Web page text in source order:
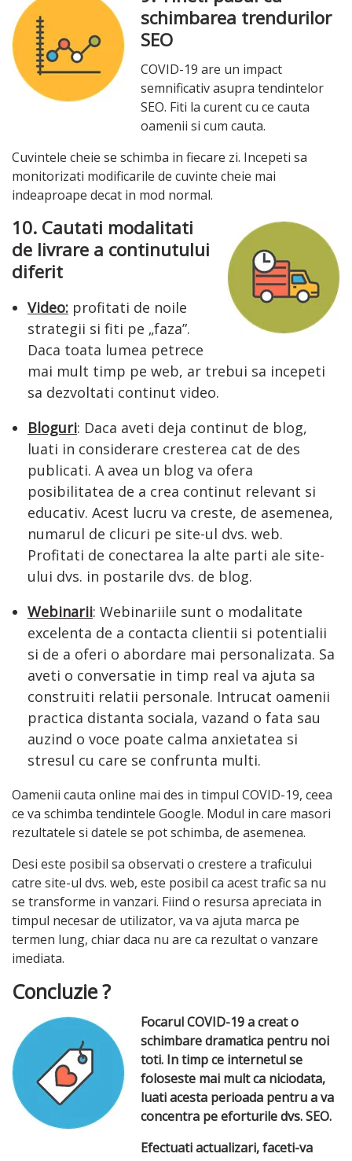
schimbarea trendurilor
SEO
COVID-19 are un impact
semnificativ asupra tendintelor
SEO. Fiti la curent cu ce cauta
oamenii si cum cauta.
Cuvintele cheie se schimba in fiecare zi. Incepeti sa
monitorizati modificarile de cuvinte cheie mai
indeaproape decat in ​​mod normal.
10. Cautati modalitati
de livrare a continutului
diferit
Video: profitati de noile
strategii si fiti pe „faza”.
Daca toata lumea petrece
mai mult timp pe web, ar trebui sa incepeti
sa dezvoltati continut video.
Bloguri: Daca aveti deja continut de blog,
luati in considerare cresterea cat de des
publicati. A avea un blog va ofera
posibilitatea de a crea continut relevant si
educativ. Acest lucru va creste, de asemenea,
numarul de clicuri pe site-ul dvs. web.
Profitati de conectarea la alte parti ale site-
ului dvs. in postarile dvs. de blog.
Webinarii: Webinariile sunt o modalitate
excelenta de a contacta clientii si potentialii
si de a oferi o abordare mai personalizata. Sa
aveti o conversatie in timp real va ajuta sa
construiti relatii personale. Intrucat oamenii
practica distanta sociala, vazand o fata sau
auzind o voce poate calma anxietatea si
stresul cu care se confrunta multi.
Oamenii cauta online mai des in timpul COVID-19, ceea
ce va schimba tendintele Google. Modul in care masori
rezultatele si datele se pot schimba, de asemenea.
Desi este posibil sa observati o crestere a traficului
catre site-ul dvs. web, este posibil ca acest trafic sa nu
se transforme in vanzari. Fiind o resursa apreciata in
timpul necesar de utilizator, va va ajuta marca pe
termen lung, chiar daca nu are ca rezultat o vanzare
imediata.
Concluzie ?
Focarul COVID-19 a creat o
schimbare dramatica pentru noi
toti. In timp ce internetul se
foloseste mai mult ca niciodata,
luati acesta perioada pentru a va
concentra pe eforturile dvs. SEO.
Efectuati actualizari, faceti-va